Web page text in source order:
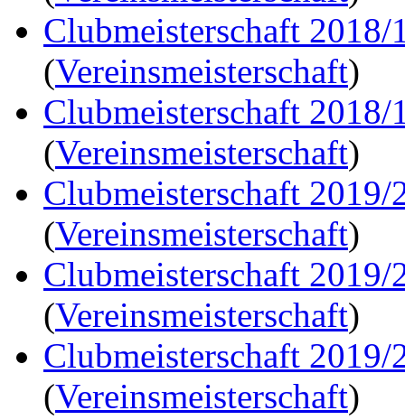
Clubmeisterschaft 2018/
(Vereinsmeisterschaft)
Clubmeisterschaft 2018/
(Vereinsmeisterschaft)
Clubmeisterschaft 2019/
(Vereinsmeisterschaft)
Clubmeisterschaft 2019/
(Vereinsmeisterschaft)
Clubmeisterschaft 2019/
(Vereinsmeisterschaft)